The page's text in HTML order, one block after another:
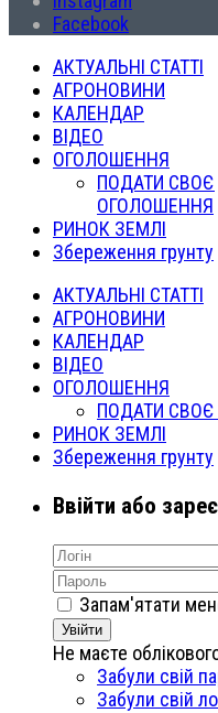
Facebook
АКТУАЛЬНІ СТАТТІ
АГРОНОВИНИ
КАЛЕНДАР
ВІДЕО
ОГОЛОШЕННЯ
ПОДАТИ СВОЄ
ОГОЛОШЕННЯ
РИНОК ЗЕМЛІ
Збереження грунту
АКТУАЛЬНІ СТАТТІ
АГРОНОВИНИ
КАЛЕНДАР
ВІДЕО
ОГОЛОШЕННЯ
ПОДАТИ
РИНОК ЗЕМЛІ
Збереження грунту
Ввійти або
Запам'ятати
Увійти
Не маєте
Забули свій
Забули свій